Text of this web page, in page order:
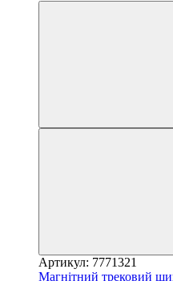
Артикул: 7771321
Магнітний трековий